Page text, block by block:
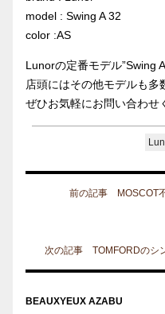
model : Swing A 32
color :AS
Lunorの定番モデル”Swing
店頭にはその他モデルも多
ぜひお気軽にお問い合わせ
前の記事 MOSCOT
次の記事 TOMFORDのシ
BEAUXYEUX AZABU